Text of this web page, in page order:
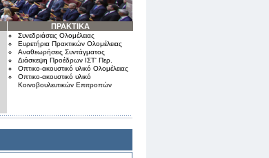
ΠΡΑΚΤΙΚΑ
Συνεδριάσεις Ολομέλειας
Ευρετήρια Πρακτικών Ολομέλειας
Αναθεωρήσεις Συντάγματος
Διάσκεψη Προέδρων ΙΣΤ' Περ.
Οπτικο-ακουστικό υλικό Ολομέλειας
Οπτικο-ακουστικό υλικό
Κοινοβουλευτικών Επιτροπών